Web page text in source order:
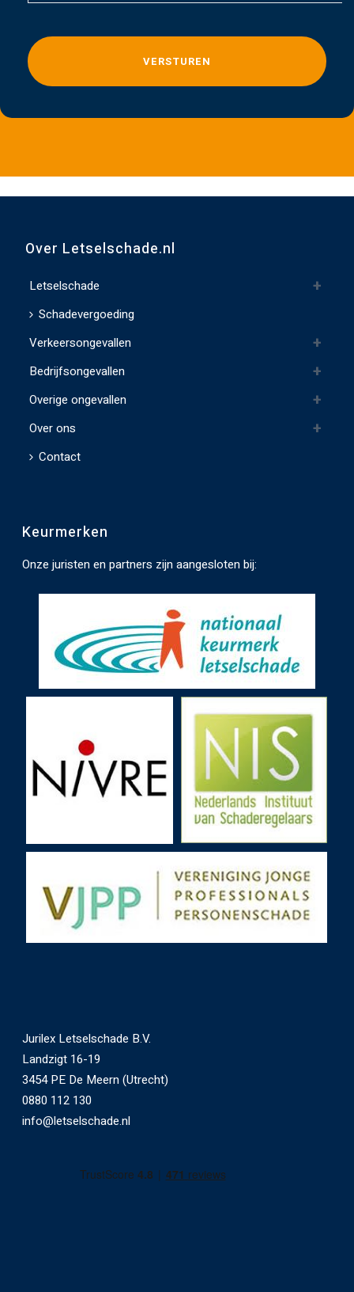
G
e
l
e
d
v
l
e
e
t
e
l
n
Over Letselschade.nl
Letselschade
Schadevergoeding
Verkeersongevallen
Bedrijfsongevallen
Overige ongevallen
Over ons
Contact
Keurmerken
Onze juristen en partners zijn aangesloten bij:
Jurilex Letselschade B.V.
Landzigt 16-19
3454 PE De Meern (Utrecht)
0880 112 130
info@letselschade.nl